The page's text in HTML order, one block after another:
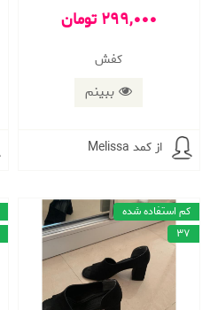
299,000 تومان
کفش
ببینم
از کمد Melissa
کم استفاده شده
37